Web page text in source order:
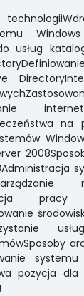
usług
pozycja